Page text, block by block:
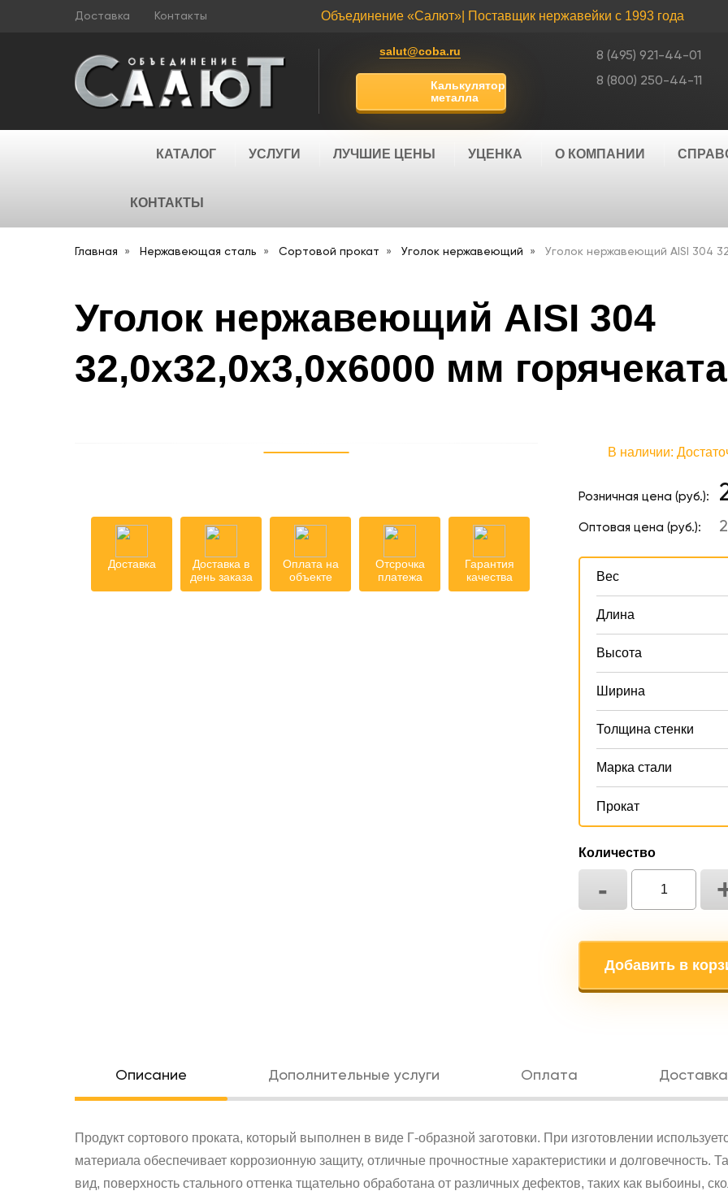
Доставка Контакты Объединение «Салют»| Поставщик нержавейки с 1993 года
salut@coba.ru
Калькулятор
металла
8 (495) 921-44-01
8 (800) 250-44-11
КАТАЛОГ УСЛУГИ ЛУЧШИЕ ЦЕНЫ УЦЕНКА О КОМПАНИИ
КОНТАКТЫ
Главная Нержавеющая сталь Сортовой прокат Уголок нержавеющий Уголок нержавеющий AISI 304
Уголок нержавеющий AISI 304
32,0х32,0х3,0х6000 мм
Доставка
Доставка в
день заказа
Оплата на
объекте
Отсрочка
платежа
Гарантия
качества
В наличии:
Розничная цена (руб.):
Оптовая цена (руб.):
Вес
Длина
Высота
Ширина
Толщина стенки
Марка стали
Прокат
Количество
-
Добавить в
Oписание Дополнительные услуги Оплата Доставка
Продукт сортового проката, который выполнен в виде Г-образной заготовки. При изготовлении
материала обеспечивает коррозионную защиту, отличные прочностные характеристики и долговечность.
вид, поверхность стального оттенка тщательно обработана от различных дефектов, таких как выбоины,